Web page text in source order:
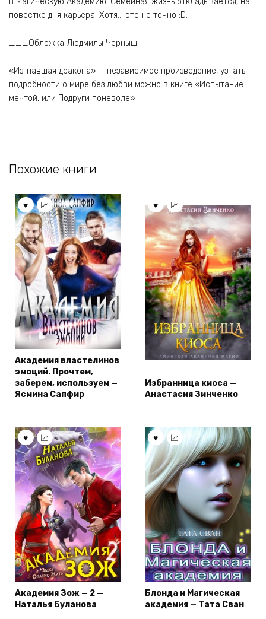
повестке дня карьера. Хотя… это не точно :D.
___Обложка Людмилы Черныш
«Изгнавшая дракона» — независимое произведение, узнать
подробности о мире без любви можно в книге «Испытание
мечтой, или Подруги поневоле»
Похожие книги
Академия властелинов
эмоций. Прочтем,
заберем, используем —
Ясмина Сапфир
Избранница киоса —
Анастасия Зинченко
Академия Зож — 2 —
Наталья Буланова
Блонда и Магическая
академия — Тата Сван